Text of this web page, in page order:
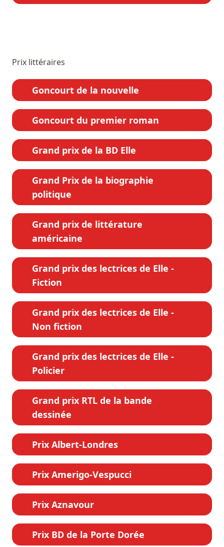
Prix littéraires
Goncourt de la nouvelle
Goncourt du premier roman
Grand prix de la BD Elle
Grand Prix de la biographie
politique
Grand prix de littérature
américaine
Grand prix des lectrices de Elle -
Fiction
Grand prix des lectrices de Elle -
Non fiction
Grand prix des lectrices de Elle -
Policier
Grand prix RTL de la bande
dessinée
Prix Albert-Londres
Prix Amerigo-Vespucci
Prix Aznavour
Prix BD de la Porte Dorée